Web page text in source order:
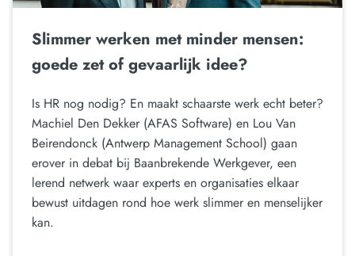
Slimmer werken met minder mensen:
goede zet of gevaarlijk idee?
Is HR nog nodig? En maakt schaarste werk echt beter?
Machiel Den Dekker (AFAS Software) en Lou Van
Beirendonck (Antwerp Management School) gaan
erover in debat bij Baanbrekende Werkgever, een
lerend netwerk waar experts en organisaties elkaar
bewust uitdagen rond hoe werk slimmer en menselijker
kan.